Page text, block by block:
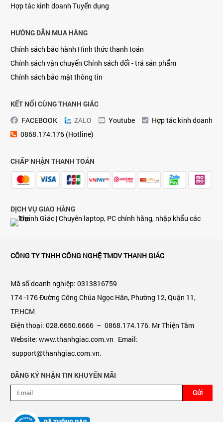
Hợp tác kinh doanh Tuyển dụng
HƯỚNG DẪN MUA HÀNG
Chính sách bảo hành Hình thức thanh toán
Chính sách vận chuyển Chính sách đổi - trả sản phẩm
Chính sách bảo mật thông tin
KẾT NỐI CÙNG THANH GIÁC
FACEBOOK
ZALO Youtube
Hợp tác kinh doanh
0868.174.176 (Hotline)
CHẤP NHẬN THANH TOÁN
DỊCH VỤ GIAO HÀNG
CÔNG TY TNHH CÔNG NGHỆ TMDV THANH GIÁC
Mã số doanh nghiệp: 0313816759
174 -176 Đường Công Chúa Ngọc Hân, Phường 12, Quận 11,
TP.HCM
Điện thoại: 028.6650.6666 – 0868.174.176. Mr Thiện Tâm
Website: www.thanhgiac.com.vn Email:
support@thanhgiac.com.vn.
ĐĂNG KÝ NHẬN TIN KHUYẾN MÃI
Gửi